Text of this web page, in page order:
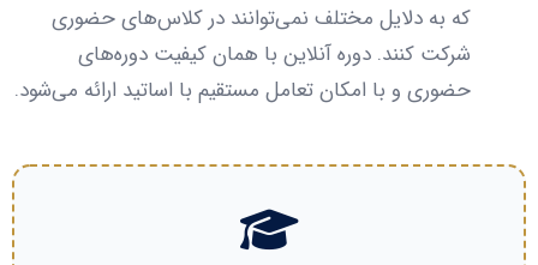
که به دلایل مختلف نمی‌توانند در کلاس‌های حضوری
شرکت کنند. دوره آنلاین با همان کیفیت دوره‌های
حضوری و با امکان تعامل مستقیم با اساتید ارائه می‌شود.